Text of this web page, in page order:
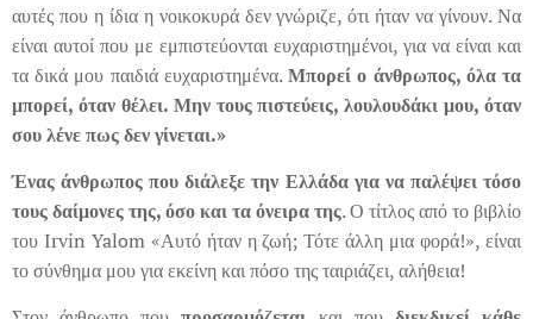
αυτές που η ίδια η νοικοκυρά δεν γνώριζε, ότι ήταν να γίνουν. Να
είναι αυτοί που με εμπιστεύονται ευχαριστημένοι, για να είναι και
τα δικά μου παιδιά ευχαριστημένα.Μπορεί ο άνθρωπος, όλα τα
μπορεί, όταν θέλει. Μην τους πιστεύεις, λουλουδάκι μου, όταν
σου λένε πως δεν γίνεται.»
Ένας άνθρωπος που διάλεξε την Ελλάδα για να παλέψει τόσο
τους δαίμονες της, όσο και τα όνειρα της. Ο τίτλος από το βιβλίο
του Irvin Yalom «Αυτό ήταν η ζωή; Τότε άλλη μια φορά!», είναι
το σύνθημα μου για εκείνη και πόσο της ταιριάζει, αλήθεια!